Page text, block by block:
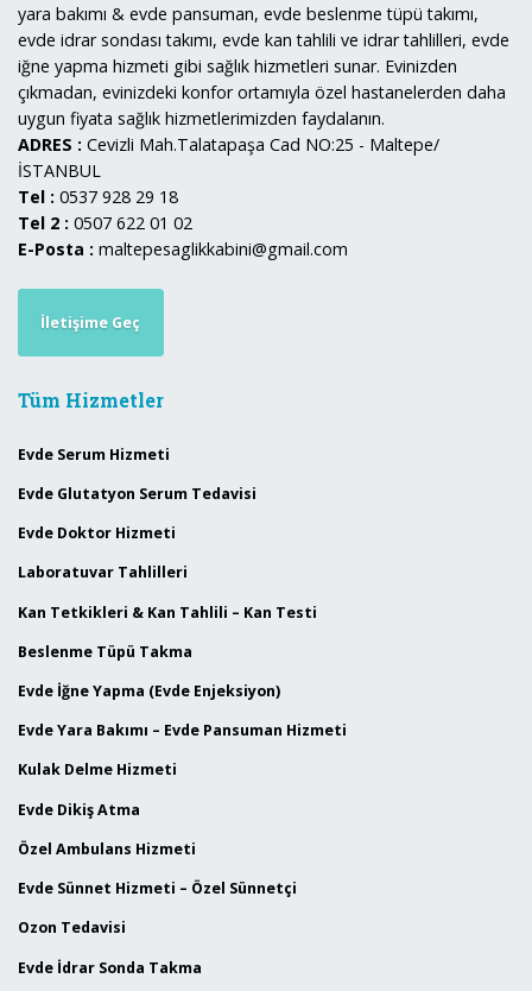
yara bakımı & evde pansuman, evde beslenme tüpü takımı,
evde idrar sondası takımı, evde kan tahlili ve idrar tahlilleri, evde
iğne yapma hizmeti gibi sağlık hizmetleri sunar. Evinizden
çıkmadan, evinizdeki konfor ortamıyla özel hastanelerden daha
uygun fiyata sağlık hizmetlerimizden faydalanın.
ADRES : Cevizli Mah.Talatapaşa Cad NO:25 - Maltepe/
İSTANBUL
Tel : 0537 928 29 18
Tel 2 : 0507 622 01 02
E-Posta : maltepesaglikkabini@gmail.com
İletişime Geç
Tüm Hizmetler
Evde Serum Hizmeti
Evde Glutatyon Serum Tedavisi
Evde Doktor Hizmeti
Laboratuvar Tahlilleri
Kan Tetkikleri & Kan Tahlili – Kan Testi
Beslenme Tüpü Takma
Evde İğne Yapma (Evde Enjeksiyon)
Evde Yara Bakımı – Evde Pansuman Hizmeti
Kulak Delme Hizmeti
Evde Dikiş Atma
Özel Ambulans Hizmeti
Evde Sünnet Hizmeti – Özel Sünnetçi
Ozon Tedavisi
Evde İdrar Sonda Takma